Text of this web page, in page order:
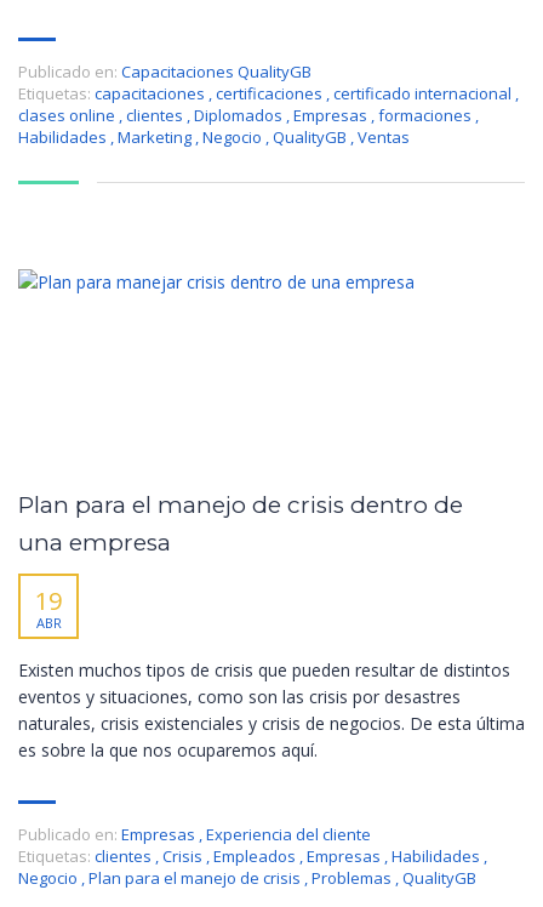
Publicado en: Capacitaciones QualityGB
Etiquetas: capacitaciones ,certificaciones ,certificado internacional ,
clases online ,clientes ,Diplomados ,Empresas ,formaciones ,
Habilidades ,Marketing ,Negocio ,QualityGB ,Ventas
Plan para el manejo de crisis dentro de
una empresa
19
ABR
Existen muchos tipos de crisis que pueden resultar de distintos
eventos y situaciones, como son las crisis por desastres
naturales, crisis existenciales y crisis de negocios. De esta última
es sobre la que nos ocuparemos aquí.
Publicado en: Empresas ,Experiencia del cliente
Etiquetas: clientes ,Crisis ,Empleados ,Empresas ,Habilidades ,
Negocio ,Plan para el manejo de crisis ,Problemas ,QualityGB